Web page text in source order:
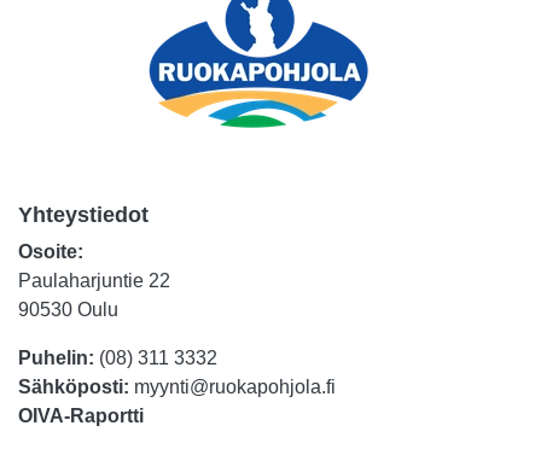
Yhteystiedot
Osoite:
Paulaharjuntie 22
90530 Oulu
Puhelin: (08) 311 3332
Sähköposti: myynti@ruokapohjola.fi
OIVA-Raportti